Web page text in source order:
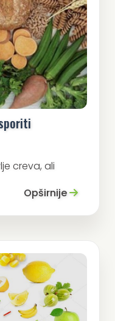
creva, ali
Opširnije